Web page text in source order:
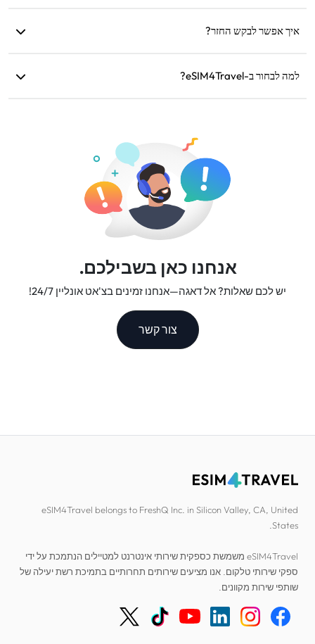
נדידה נוספים מה-SIM הפיזי.
איך אפשר לבקש החזר?
תוכל לבקש החזר. ההחזרים יוחזרו לחשבון התשלום המקורי שלך
למה לבחור ב-eSIM4Travel?
אנחנו כאן בשבילכם.
יש לכם שאלות? אל דאגה—אנחנו זמינים בצ'אט אונליין 24/7!
צור קשר
eSIM4Travel belongs to FreshQ Inc. in Silicon Valley, CA, United
States.
eSIM4Travel משמשת כספקית שירותי אינטרנט למטיילים הנתמכת על ידי
ספקי שירותי טלקום. אנו מציעים שירותים תחרותיים בתמיכת רשת יעילה של
שותפי שירות מקוונים.